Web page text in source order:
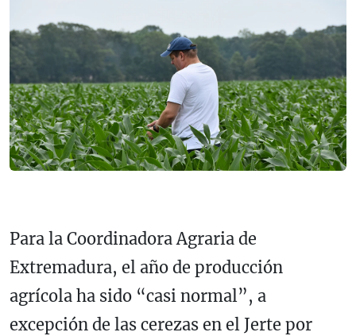
Para la Coordinadora Agraria de
Extremadura, el año de producción
agrícola ha sido “casi normal”, a
excepción de las cerezas en el Jerte por